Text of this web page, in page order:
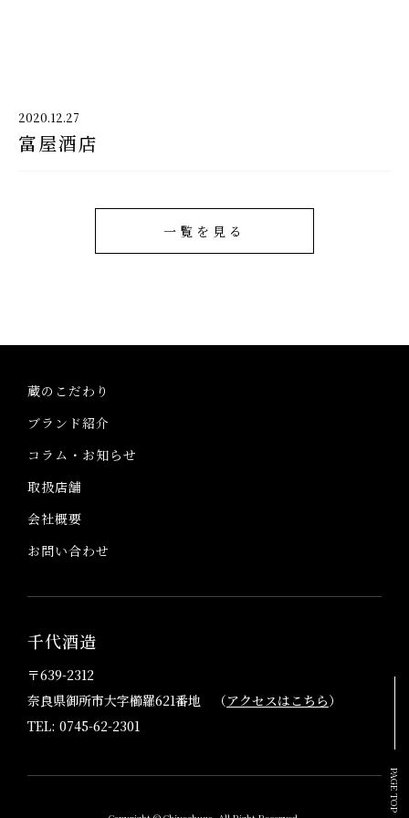
ブランド紹介
お問い合わせ
2020.12.27
富屋酒店
一覧を見る
蔵のこだわり
ブランド紹介
コラム・お知らせ
取扱店舗
会社概要
お問い合わせ
千代酒造
〒639-2312
奈良県御所市大字櫛羅621番地 （アクセスはこちら）
TEL: 0745-62-2301
PAGE TOP